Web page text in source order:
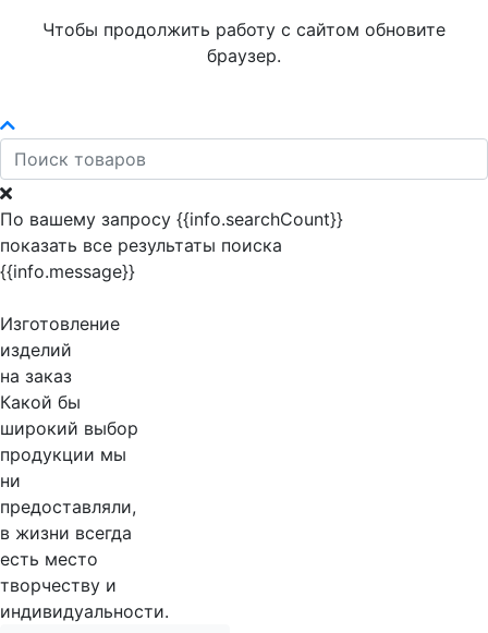
Чтобы продолжить работу с сайтом обновите
браузер.
По вашему запросу {{info.searchCount}}
показать все результаты поиска
{{info.message}}
Изготовление
изделий
на заказ
Какой бы
широкий выбор
продукции мы
ни
предоставляли,
в жизни всегда
есть место
творчеству и
индивидуальности.